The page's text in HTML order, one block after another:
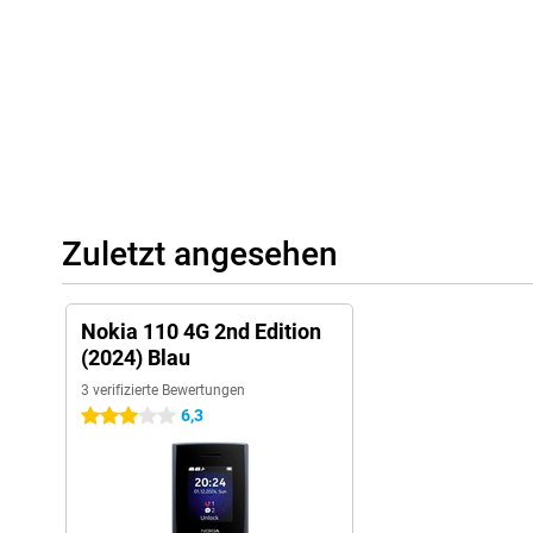
Zuletzt angesehen
Nokia 110 4G 2nd Edition
(2024) Blau
3 verifizierte Bewertungen
3 Sterne 6,3